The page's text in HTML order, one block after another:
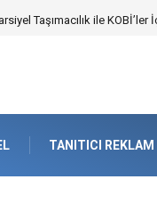
ile Lastik ve Plastik
TANITICI REKLAM